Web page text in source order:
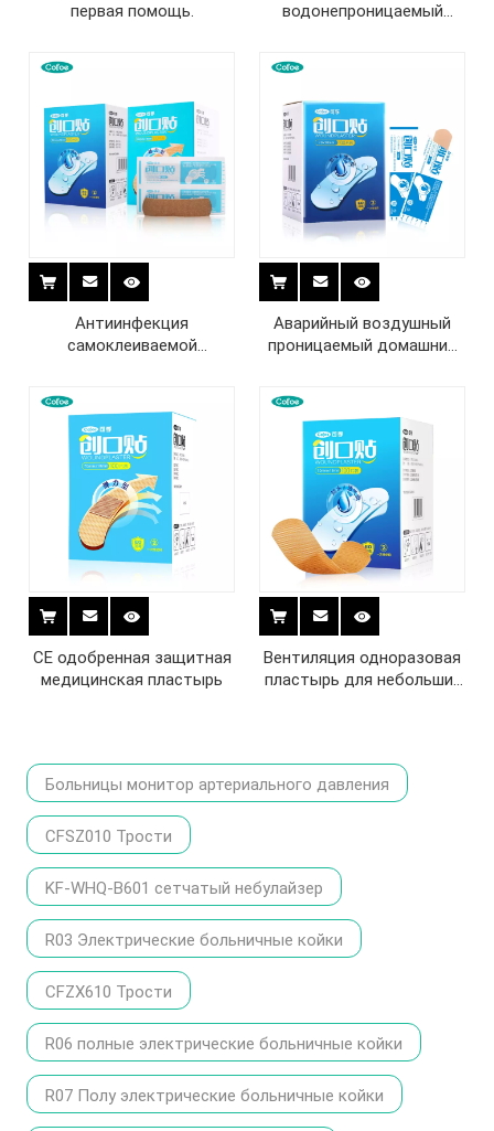
первая помощь.
водонепроницаемый
Антиинфекция
самоклеиваемой
Аварийный воздушный
проницаемый домашний
CE одобренная защитная
медицинская пластырь
Вентиляция одноразовая
пластырь для небольших
Больницы монитор артериального давления
CFSZ010 Трости
KF-WHQ-B601 сетчатый небулайзер
R03 Электрические больничные койки
CFZX610 Трости
R06 полные электрические больничные койки
R07 Полу электрические больничные койки